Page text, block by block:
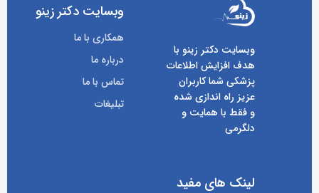
وبسایت دکتر زینو با
هدف افزایش اطلاعات
پزشکی شما کاربران
عزیز راه اندازی شده
و فقط با همایت و
دلگرمی
وبسایت دکتر زینو
همکاری با ما
درباره ما
تماس با ما
تبلیغات
لینک های مفید